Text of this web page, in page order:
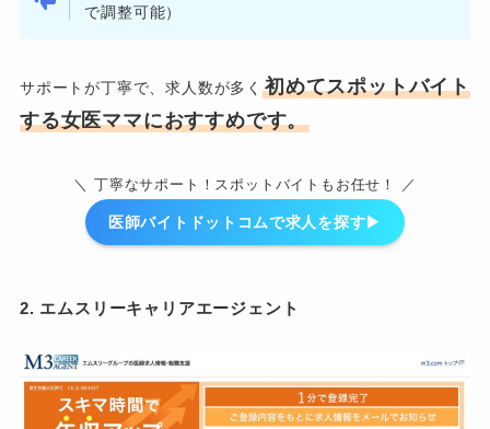
で調整可能）
サポートが丁寧で、求人数が多く初めてスポットバイト
する女医ママにおすすめです。
＼ 丁寧なサポート！スポットバイトもお任せ！ ／
医師バイトドットコムで求人を探す▶︎
2. エムスリーキャリアエージェント